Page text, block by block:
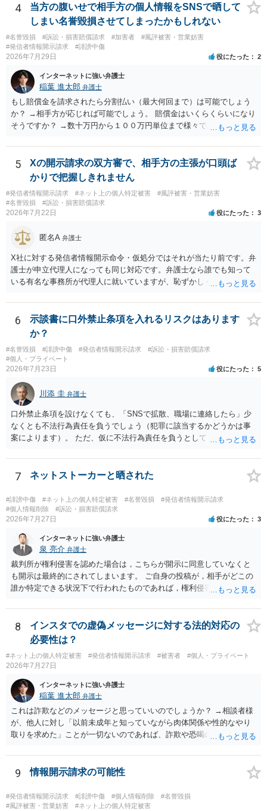
面での反論となれば、より遅延する可能性がございます。 また、本件
はXのため、APのIPアドレスの保存期間の問題もございます。 開示請
求は法律知識が不可欠ですが、それだけでは足りず、実務を踏まえた
方法を選択することが重要です。
4
当方の腹いせで相手方の個人情報をSNSで晒して
しまい名誉毀損させてしまったかもしれない
#名誉毀損 #訴訟・損害賠償請求 #加害者
#風評被害・営業妨害
#発信者情報開示請求
#誹謗中傷
2026年7月29日 役にたった 2
インターネットに強い弁護士
稲葉 進太郎 弁護士
もし賠償金を請求されたら分割払い（最大何回まで）は可能でしょう
か？ →相手方が応じれば可能でしょう。 賠償金はいくらくらいになり
そうですか？ →数十万円から１００万円単位まで様々であり、不明で
渉が行われ、双方合意に至れば支払が開始され、決裂して相手方が訴
訟提起を選択すれば訴訟の中で解決がなされる流れが通常です。
5
Xの開示請求の双方審で、相手方の主張が口頭ば
かりで把握しきれません
#発信者情報開示請求 #ネット上の個人特定被害
#風評被害・営業妨害
#名誉毀損
#訴訟・損害賠償請求
2026年7月22日 役にたった 3
匿名A 弁護士
X社に対する発信者情報開示命令・仮処分ではそれが当たり前です。弁
護士が申立代理人になっても同じ対応です。弁護士なら誰でも知って
いる有名な事務所が代理人に就いていますが、恥ずかしくないのだろ
6
示談書に口外禁止条項を入れるリスクはあります
か？
#名誉毀損 #誹謗中傷 #発信者情報開示請求
#訴訟・損害賠償請求
#個人・プライベート
2026年7月23日 役にたった 5
川添 圭 弁護士
口外禁止条項を設けなくても、「SNSで拡散、職場に連絡したら」少
なくとも不法行為責任を負うでしょう（犯罪に該当するかどうかは事
案によります）。 ただ、仮に不法行為責任を負うとしても、違約金を
（日本の裁判所が認定する慰謝料は、到底被害感情を満足させられる
ような金額ではありません）。そのため、口外禁止条項とともに口外
味と抑止力があります。 逆に、口外禁止条項を設けると、正当な理由
がある場合を除いて第三者へ情報開示ができなくなります。そのた
め、口外禁止条項によって自らを縛られてしまうと困るようなケース
（例えば弁護団事件でマスコミ等へ公表する必要があるケース等）で
は、口外禁止の範囲を特定・限定する等の工夫をすることがあります
が、個人間の紛争で、合意後もみだりに紛争情報を口外することそれ
自体が異常事態であって、相手方への抑止効果として口外禁止条項を
設定しておく方が望ましい場合が多いと思われます（上記のとおり、
口外禁止条項は、違反した際の違約金条項とワンセットにすることで
7 ネットストーカーと晒された
#誹謗中傷 #ネット上の個人特定被害 #名誉毀損
#発信者情報開示請求
#個人情報削除
#訴訟・損害賠償請求
2026年7月27日 役にたった 3
インターネットに強い弁護士
泉 亮介 弁護士
裁判所が権利侵害を認めた場合は，こちらが開示に同意していなくと
も開示は最終的にされてしまいます。 ご自身の投稿が，相手がどこの
誰か特定できる状況下で行われたものであれば，権利侵害性が認めら
いても，アカウントを特定したうえで，ネットストーカーとして晒し
たのであれば，かかる行為に権利侵害性が認められる可能性はあるで
しょう。
8
インスタでの虚偽メッセージに対する法的対応の
必要性は？
#ネット上の個人特定被害 #発信者情報開示請求 #被害者 #個人・プライベート
2026年7月27日
インターネットに強い弁護士
稲葉 進太郎 弁護士
これは詐欺などのメッセージと思っていいのでしょうか？ →相談者様
が、他人に対し「以前未成年と知っていながら肉体関係や性的なやり
取りを求めた」ことが一切ないのであれば、詐欺や恐喝の可能性が高
9 情報開示請求の可能性
#発信者情報開示請求 #誹謗中傷 #個人情報削除
#名誉毀損
#風評被害・営業妨害
#ネット上の個人特定被害